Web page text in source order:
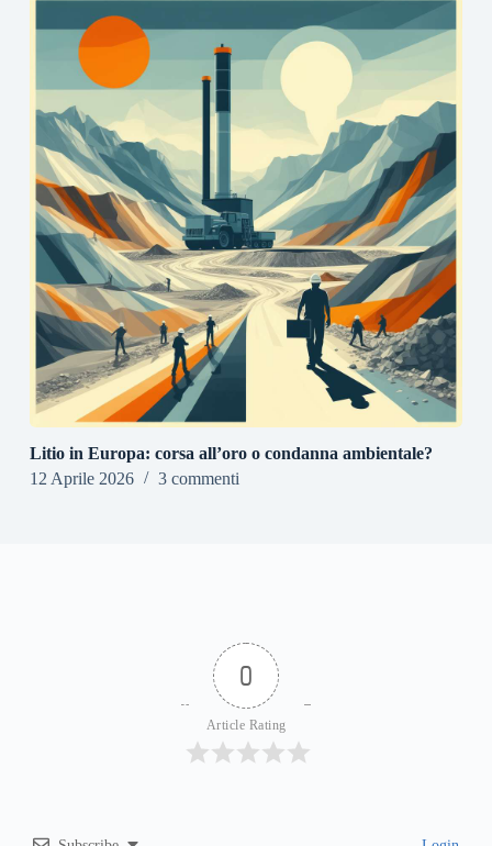
Litio in Europa: corsa all’oro o condanna ambientale?
12 Aprile 2026
3 commenti
0
Article Rating